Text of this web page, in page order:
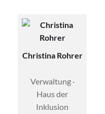
Christina Rohrer
Verwaltung ·
Haus der
Inklusion